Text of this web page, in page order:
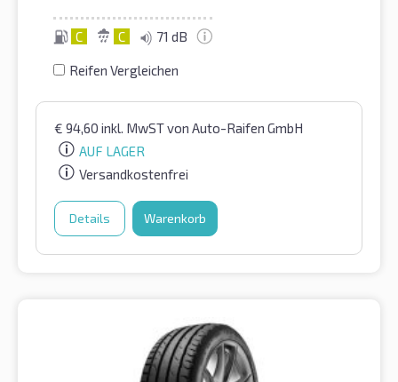
C C 71 dB
Reifen Vergleichen
€ 94,60 inkl. MwSTvon Auto-Raifen GmbH
AUF LAGER
Versandkostenfrei
Details Warenkorb